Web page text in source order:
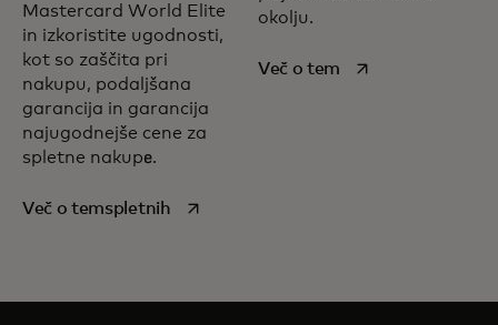
Mastercard World Elite
in izkoristite ugodnosti,
kot so zaščita pri
nakupu, podaljšana
garancija in garancija
najugodnejše cene za
spletne nakupе.
Več o temspletnihopens in a new tab
okolju.
Več o tem opens in a new tab